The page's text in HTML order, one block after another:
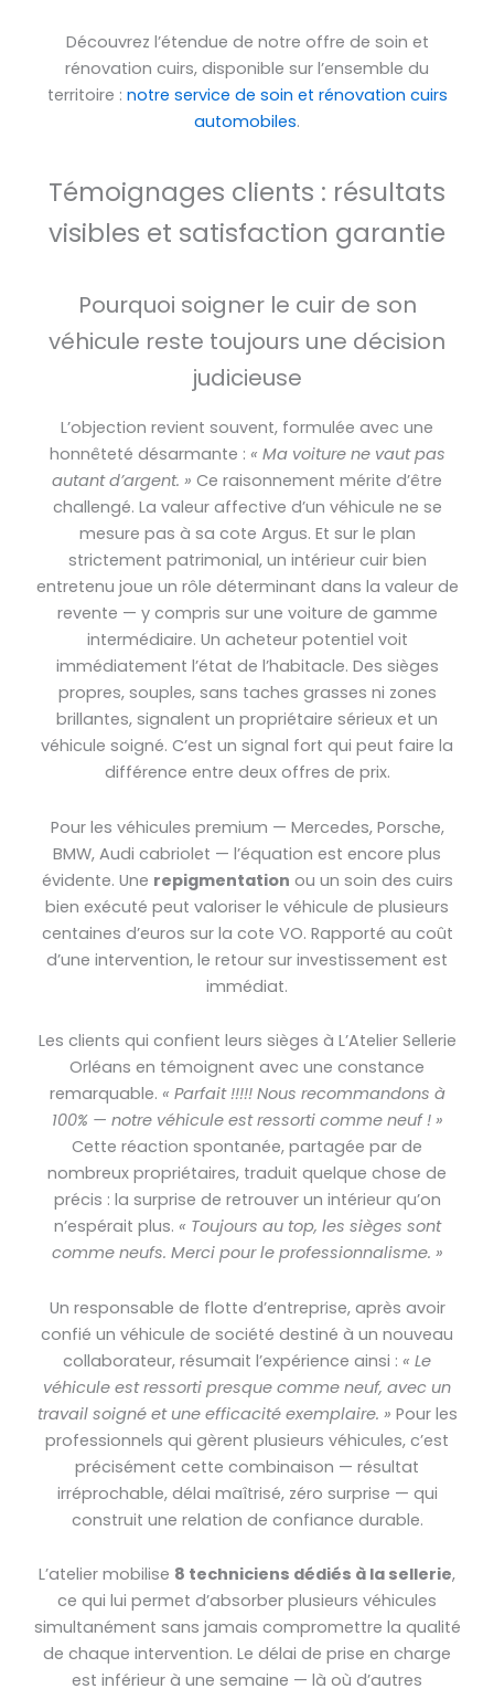
Découvrez l’étendue de notre offre de soin et
rénovation cuirs, disponible sur l’ensemble du
territoire : notre service de soin et rénovation cuirs
automobiles.
Témoignages clients : résultats
visibles et satisfaction garantie
Pourquoi soigner le cuir de son
véhicule reste toujours une décision
judicieuse
L’objection revient souvent, formulée avec une
honnêteté désarmante : « Ma voiture ne vaut pas
autant d’argent. » Ce raisonnement mérite d’être
challengé. La valeur affective d’un véhicule ne se
mesure pas à sa cote Argus. Et sur le plan
strictement patrimonial, un intérieur cuir bien
entretenu joue un rôle déterminant dans la valeur de
revente — y compris sur une voiture de gamme
intermédiaire. Un acheteur potentiel voit
immédiatement l’état de l’habitacle. Des sièges
propres, souples, sans taches grasses ni zones
brillantes, signalent un propriétaire sérieux et un
véhicule soigné. C’est un signal fort qui peut faire la
différence entre deux offres de prix.
Pour les véhicules premium — Mercedes, Porsche,
BMW, Audi cabriolet — l’équation est encore plus
évidente. Une repigmentation ou un soin des cuirs
bien exécuté peut valoriser le véhicule de plusieurs
centaines d’euros sur la cote VO. Rapporté au coût
d’une intervention, le retour sur investissement est
immédiat.
Les clients qui confient leurs sièges à L’Atelier Sellerie
Orléans en témoignent avec une constance
remarquable. « Parfait !!!!! Nous recommandons à
100% — notre véhicule est ressorti comme neuf ! »
Cette réaction spontanée, partagée par de
nombreux propriétaires, traduit quelque chose de
précis : la surprise de retrouver un intérieur qu’on
n’espérait plus. « Toujours au top, les sièges sont
comme neufs. Merci pour le professionnalisme. »
Un responsable de flotte d’entreprise, après avoir
confié un véhicule de société destiné à un nouveau
collaborateur, résumait l’expérience ainsi : « Le
véhicule est ressorti presque comme neuf, avec un
travail soigné et une efficacité exemplaire. » Pour les
professionnels qui gèrent plusieurs véhicules, c’est
précisément cette combinaison — résultat
irréprochable, délai maîtrisé, zéro surprise — qui
construit une relation de confiance durable.
L’atelier mobilise 8 techniciens dédiés à la sellerie,
ce qui lui permet d’absorber plusieurs véhicules
simultanément sans jamais compromettre la qualité
de chaque intervention. Le délai de prise en charge
est inférieur à une semaine — là où d’autres